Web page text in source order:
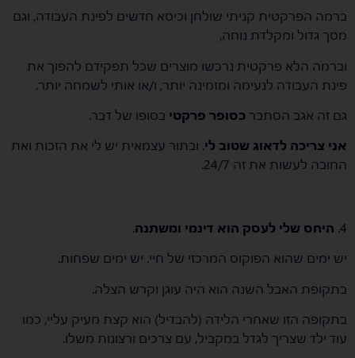
ברמה הפרקטית קניתי שולחן וכיסא חדשים לפינת העבודה, וגם
מסך גדול ומקלדת נוחה,
וברמה הלא פרקטית נרכשו מוצרים שכל תפקידם להפוך את
פינת העבודה לנעימה ומזמינה יותר, ו/או אותי לשמחה יותר.
גם זה אגב הסתבר כסופר פרקטי בסופו של דבר.
אני צריכה לדאוג שטוב לי. ובתור עצמאית יש לי את הזכות ואת
החובה לעשות את זה 24/7.
4. היחס שלי לעסק הוא דינמי ומשתנה.
יש ימים שהוא הפוקוס המרכזי של חיי. יש ימים שפחות.
בתקופת האבל השנה הוא היה עוגן וקרש הצלה.
בתקופה הזו שאחרי הלידה (להבדיל) הוא קצת מעיק עליי, כמו
עוד ילד שצריך לגדל במקביל, עם צרכים ורצונות משלו.